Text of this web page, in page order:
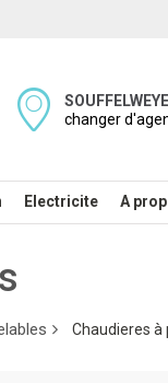
changer
Electricite A
Chaudieres à